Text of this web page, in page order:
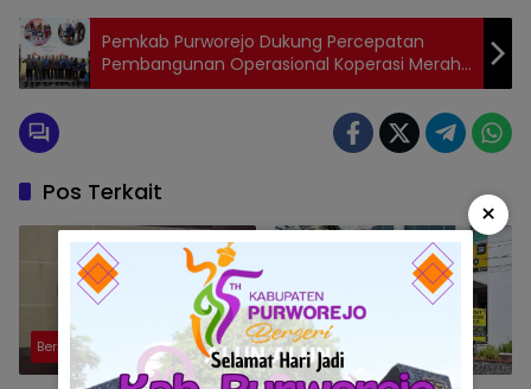
Pemkab Purworejo Dukung Percepatan
Pembangunan Operasional Koperasi Merah
Putih
Pos Terkait
Berita Berita
×